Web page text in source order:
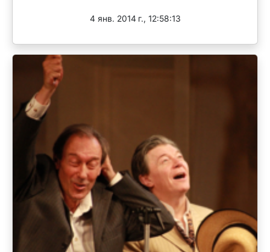
4 янв. 2014 г., 12:58:13